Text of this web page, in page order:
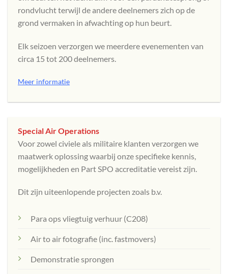
rondvlucht terwijl de andere deelnemers zich op de
grond vermaken in afwachting op hun beurt.
Elk seizoen verzorgen we meerdere evenementen van
circa 15 tot 200 deelnemers.
Meer informatie
Special Air Operations
Voor zowel civiele als militaire klanten verzorgen we
maatwerk oplossing waarbij onze specifieke kennis,
mogelijkheden en Part SPO accreditatie vereist zijn.
Dit zijn uiteenlopende projecten zoals b.v.
Para ops vliegtuig verhuur (C208)
Air to air fotografie (inc. fastmovers)
Demonstratie sprongen